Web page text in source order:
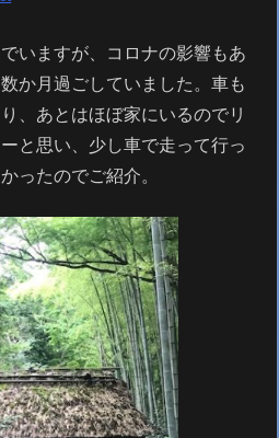
いますが、コロナの影響もあ
か月過ごしていました。車も
、あとはほぼ家にいるのでリ
と思い、少し車で走って行っ
ったのでご紹介。